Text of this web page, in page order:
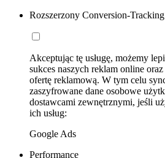
Rozszerzony Conversion-Tracking
Akceptując tę usługę, możemy
sukces naszych reklam online
ofertę reklamową. W tym celu
zaszyfrowane dane osobowe
dostawcami zewnętrznymi, jeśli
ich usług:
Google Ads
Performance